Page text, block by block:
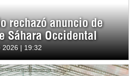
rechazó anuncio de
Sáhara Occidental
2026 | 19:32